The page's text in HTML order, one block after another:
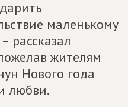
маленькому
рассказал
жителям
Нового года
любви.